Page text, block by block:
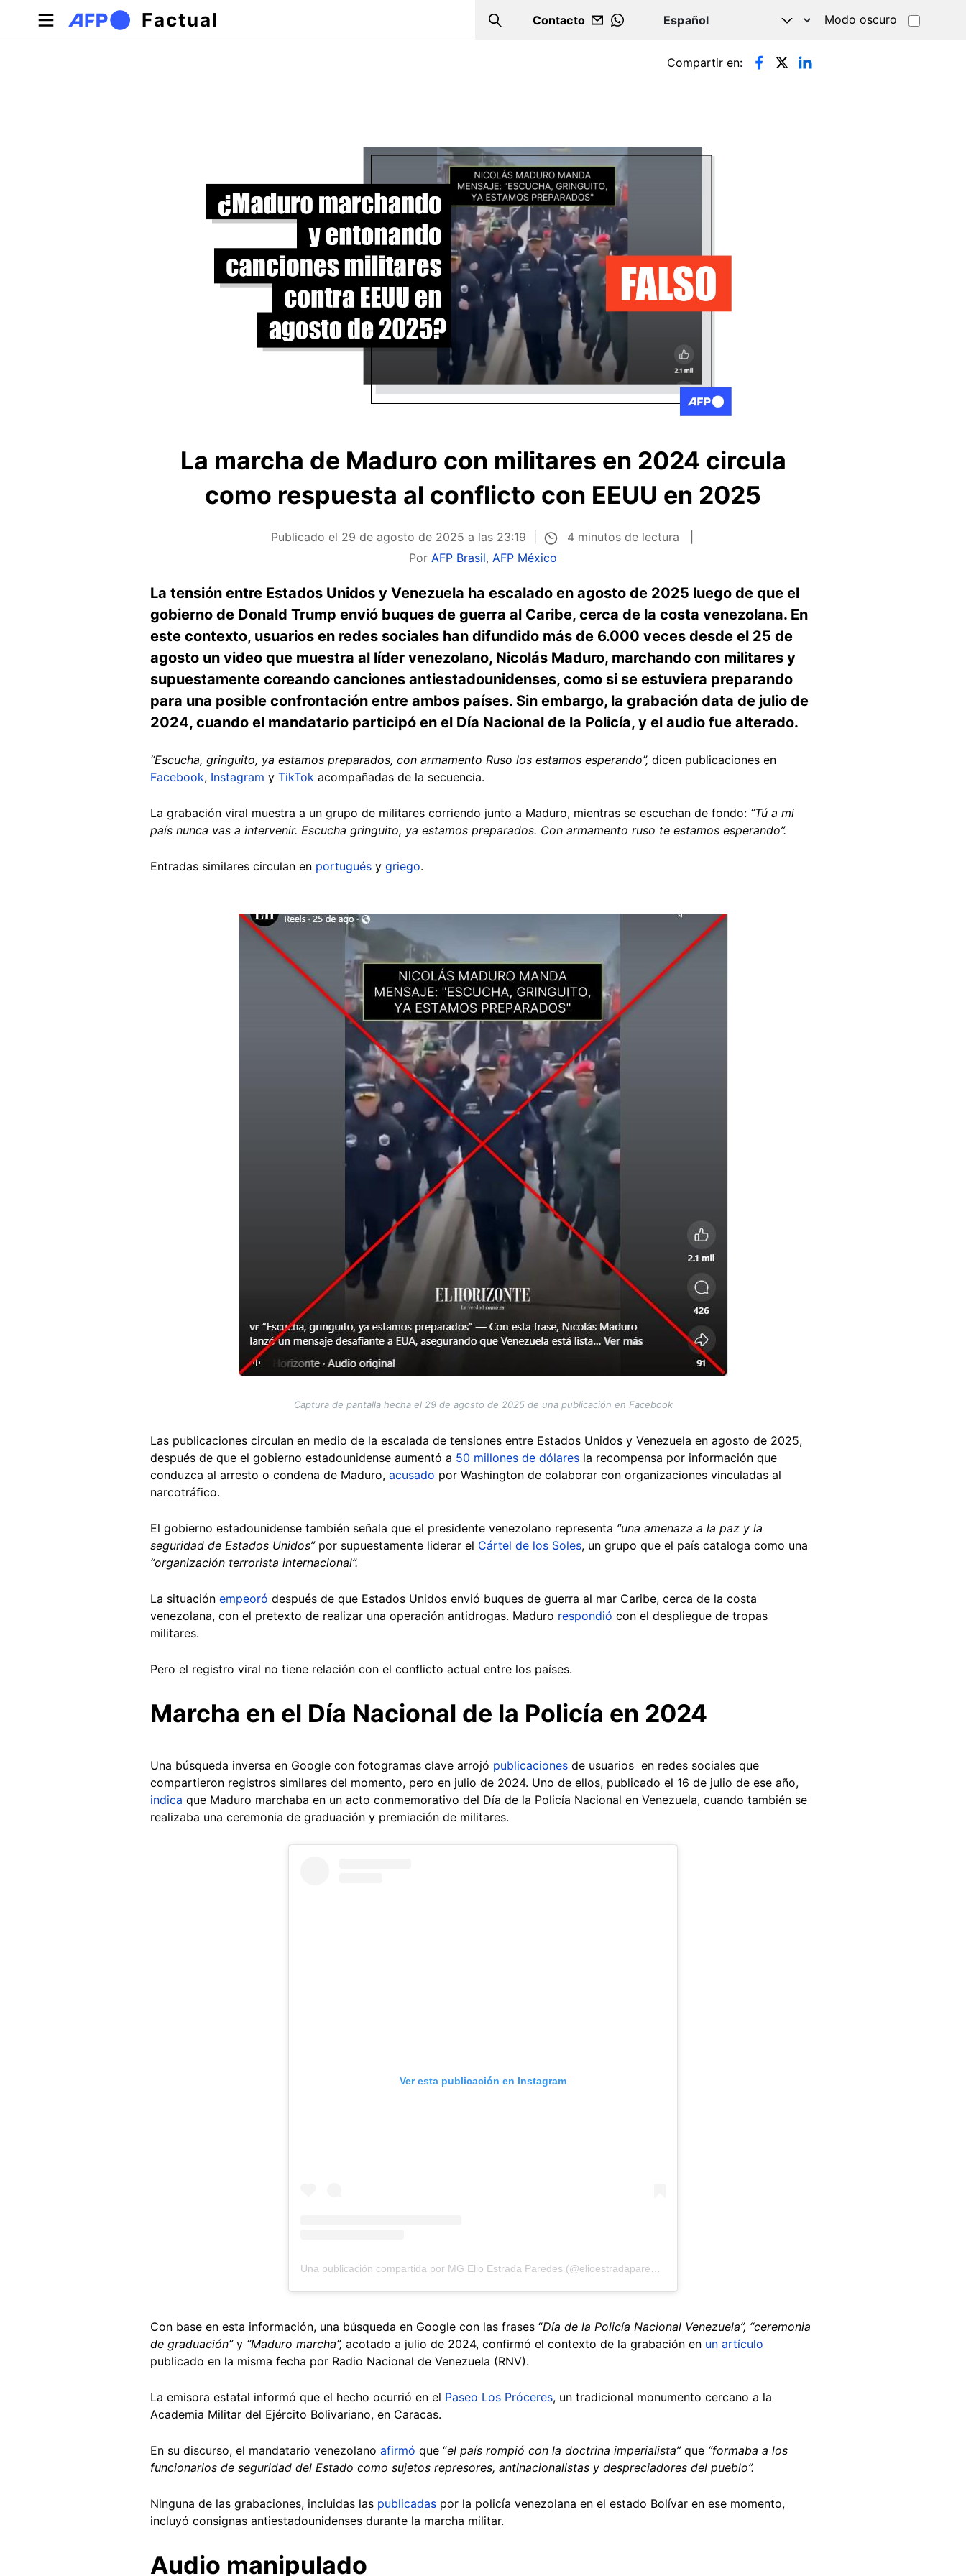
Pasar al contenido principal
Factual Search
Contacto
WHATSAPP
Modo oscuro
Solapas principales Compartir en:
La marcha de Maduro con militares en 2024 circula
como respuesta al conflicto con EEUU en 2025
Publicado el 29 de agosto de 2025 a las 23:19
4 minutos de lectura
Por AFP Brasil, AFP México
La tensión entre Estados Unidos y Venezuela ha escalado en agosto de 2025 luego de que el
gobierno de Donald Trump envió buques de guerra al Caribe, cerca de la costa venezolana. En
este contexto, usuarios en redes sociales han difundido más de 6.000 veces desde el 25 de
agosto un video que muestra al líder venezolano, Nicolás Maduro, marchando con militares y
supuestamente coreando canciones antiestadounidenses, como si se estuviera preparando
para una posible confrontación entre ambos países. Sin embargo, la grabación data de julio de
2024, cuando el mandatario participó en el Día Nacional de la Policía, y el audio fue alterado.
“Escucha, gringuito, ya estamos preparados, con armamento Ruso los estamos esperando”, dicen publicaciones en
Facebook, Instagram y TikTok acompañadas de la secuencia.
La grabación viral muestra a un grupo de militares corriendo junto a Maduro, mientras se escuchan de fondo: “Tú a mi
país nunca vas a intervenir. Escucha gringuito, ya estamos preparados. Con armamento ruso te estamos esperando”.
Entradas similares circulan en portugués y griego.
Captura de pantalla hecha el 29 de agosto de 2025 de una publicación en Facebook
Las publicaciones circulan en medio de la escalada de tensiones entre Estados Unidos y Venezuela en agosto de 2025,
después de que el gobierno estadounidense aumentó a 50 millones de dólares la recompensa por información que
conduzca al arresto o condena de Maduro, acusado por Washington de colaborar con organizaciones vinculadas al
narcotráfico.
El gobierno estadounidense también señala que el presidente venezolano representa “una amenaza a la paz y la
seguridad de Estados Unidos”por supuestamente liderar el Cártel de los Soles, un grupo que el país cataloga como una
“organización terrorista internacional”.
La situación empeoró después de que Estados Unidos envió buques de guerra al mar Caribe, cerca de la costa
venezolana, con el pretexto de realizar una operación antidrogas. Maduro respondió con el despliegue de tropas
militares.
Pero el registro viral no tiene relación con el conflicto actual entre los países.
Marcha en el Día Nacional de la Policía en 2024
Una búsqueda inversa en Google con fotogramas clave arrojó publicaciones de usuarios en redes sociales que
compartieron registros similares del momento, pero en julio de 2024. Uno de ellos, publicado el 16 de julio de ese año,
indica que Maduro marchaba en un acto conmemorativo del Día de la Policía Nacional en Venezuela, cuando también se
realizaba una ceremonia de graduación y premiación de militares.
Ver esta publicación en Instagram
Con base en esta información, una búsqueda en Google con las frases “Día de la Policía Nacional Venezuela”, “ceremonia
de graduación”y “Maduro marcha”, acotado a julio de 2024, confirmó el contexto de la grabación en un artículo
publicado en la misma fecha por Radio Nacional de Venezuela (RNV).
La emisora estatal informó que el hecho ocurrió en el Paseo Los Próceres, un tradicional monumento cercano a la
Academia Militar del Ejército Bolivariano, en Caracas.
En su discurso, el mandatario venezolano afirmó que “el país rompió con la doctrina imperialista”que “formaba a los
funcionarios de seguridad del Estado como sujetos represores, antinacionalistas y despreciadores del pueblo”.
Ninguna de las grabaciones, incluidas las publicadas por la policía venezolana en el estado Bolívar en ese momento,
incluyó consignas antiestadounidenses durante la marcha militar.
Audio manipulado